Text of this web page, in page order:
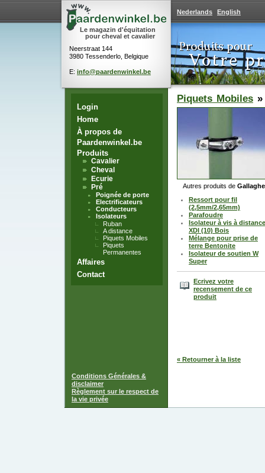
Le magazin d'équitation
pour cheval et cavalier
Neerstraat 144
3980 Tessenderlo, Belgique
E: info@paardenwinkel.be
Login
Home
À propos de
Paardenwinkel.be
Produits
Cavalier
Cheval
Ecurie
Pré
Poignée de porte
Electrificateurs
Conducteurs
Isolateurs
Ruban
A distance
Piquets Mobiles
Piquets
Permanentes
Affaires
Contact
Nederlands English
Piquets Mobiles
Autres produits de
Ressort pour fil
(2,5mm/2,65mm)
Parafoudre
Isolateur à vis à distance
XDI (10) Bois
Mélange pour prise de
terre Bentonite
Isolateur de soutien W
Super
Ecrivez votre
recensement de ce
produit
« Retourner à la liste
Conditions Générales &
disclaimer
Règlement sur le respect de
la vie privée